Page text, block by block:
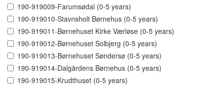
190-919009-Farumsødal (0-5 years)
190-919010-Stavnsholt Børnehus (0-5 years)
190-919011-Børnehuset Kirke Værløse (0-5 years)
190-919012-Børnehuset Solbjerg (0-5 years)
190-919013-Børnehuset Søndersø (0-5 years)
190-919014-Dalgårdens Børnehus (0-5 years)
190-919015-Krudthuset (0-5 years)